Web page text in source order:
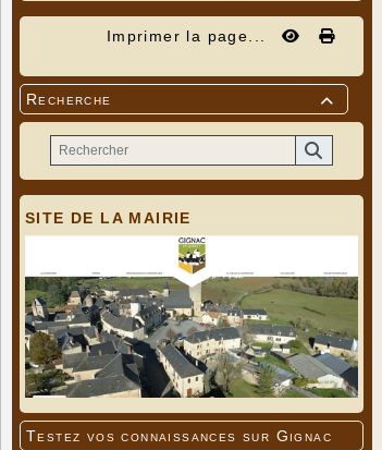
Imprimer la page...

Recherche
SITE DE LA MAIRIE
Testez vos connaissances sur Gignac